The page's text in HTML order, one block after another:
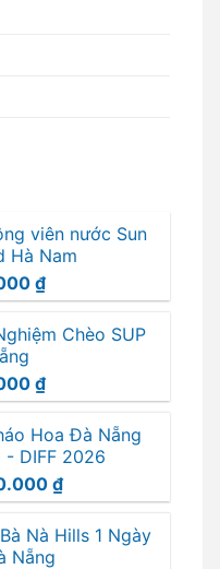
viên nước Sun
Hà Nam
₫
Chèo SUP
₫
Hoa Đà Nẵng
- DIFF 2026
₫
Nà Hills 1 Ngày
Nẵng